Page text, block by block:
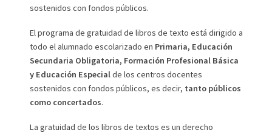
sostenidos con fondos públicos.
El programa de gratuidad de libros de texto está dirigido a
todo el alumnado escolarizado en Primaria, Educación
Secundaria Obligatoria, Formación Profesional Básica
y Educación Especialde los centros docentes
sostenidos con fondos públicos, es decir, tanto públicos
como concertados.
La gratuidad de los libros de textos es un derecho